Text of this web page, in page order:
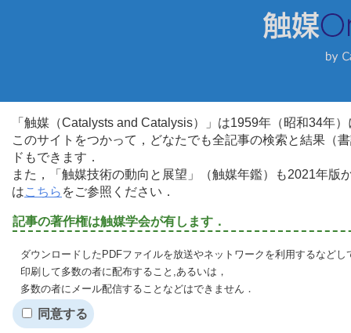
「触媒（Catalysts and Catalysis）」は1959年（昭和34年
このサイトをつかって，どなたでも全記事の検索と結果（
ドもできます．
また，「触媒技術の動向と展望」（触媒年鑑）も2021年
はこちら をご参照ください．
記事の著作権は触媒学会が有します．
ダウンロードしたPDFファイルを放送やネットワークを利用するなど
印刷して多数の者に配布すること,あるいは，
多数の者にメール配信することなどはできません．
同意する